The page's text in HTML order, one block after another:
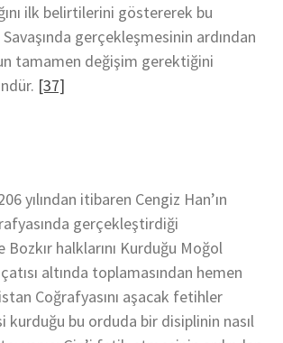
ilk belirtilerini göstererek bu
gerçekleşmesinin ardından
tamamen değişim gerektiğini
[37]
yılından itibaren Cengiz Han’ın
gerçekleştirdiği
halklarını Kurduğu Moğol
altında toplamasından hemen
Coğrafyasını aşacak fetihler
bu orduda bir disiplinin nasıl